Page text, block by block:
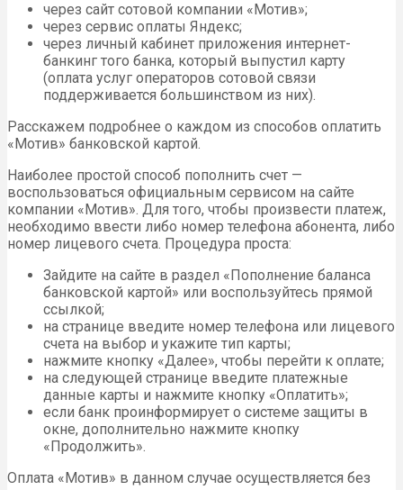
через сайт сотовой компании «Мотив»;
через сервис оплаты Яндекс;
через личный кабинет приложения интернет-
банкинг того банка, который выпустил карту
(оплата услуг операторов сотовой связи
поддерживается большинством из них).
Расскажем подробнее о каждом из способов оплатить
«Мотив» банковской картой.
Наиболее простой способ пополнить счет —
воспользоваться официальным сервисом на сайте
компании «Мотив». Для того, чтобы произвести платеж,
необходимо ввести либо номер телефона абонента, либо
номер лицевого счета. Процедура проста:
Зайдите на сайте в раздел «Пополнение баланса
банковской картой» или воспользуйтесь прямой
ссылкой;
на странице введите номер телефона или лицевого
счета на выбор и укажите тип карты;
нажмите кнопку «Далее», чтобы перейти к оплате;
на следующей странице введите платежные
данные карты и нажмите кнопку «Оплатить»;
если банк проинформирует о системе защиты в
окне, дополнительно нажмите кнопку
«Продолжить».
Оплата «Мотив» в данном случае осуществляется без